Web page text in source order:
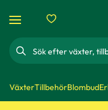
Sök
VäxterTillbehörBlombud